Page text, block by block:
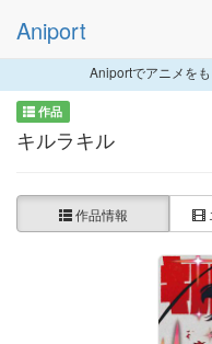
Aniport
Aniportでアニメをも
作品
キルラキル
作品情報